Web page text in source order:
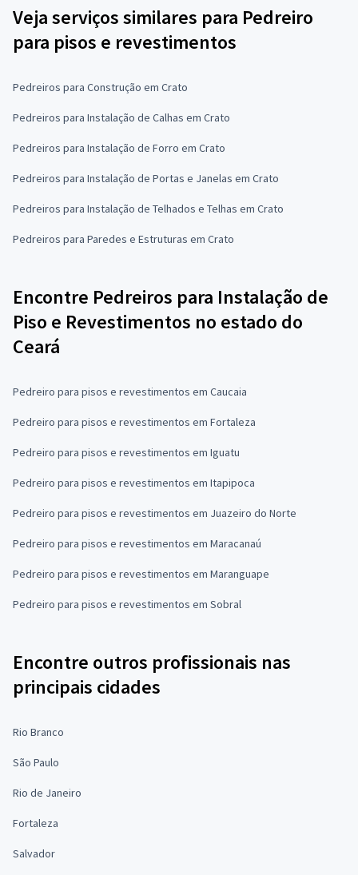
Veja serviços similares para Pedreiro
para pisos e revestimentos
Pedreiros para Construção em Crato
Pedreiros para Instalação de Calhas em Crato
Pedreiros para Instalação de Forro em Crato
Pedreiros para Instalação de Portas e Janelas em Crato
Pedreiros para Instalação de Telhados e Telhas em Crato
Pedreiros para Paredes e Estruturas em Crato
Encontre Pedreiros para Instalação de
Piso e Revestimentos no estado do
Ceará
Pedreiro para pisos e revestimentos em Caucaia
Pedreiro para pisos e revestimentos em Fortaleza
Pedreiro para pisos e revestimentos em Iguatu
Pedreiro para pisos e revestimentos em Itapipoca
Pedreiro para pisos e revestimentos em Juazeiro do Norte
Pedreiro para pisos e revestimentos em Maracanaú
Pedreiro para pisos e revestimentos em Maranguape
Pedreiro para pisos e revestimentos em Sobral
Encontre outros profissionais nas
principais cidades
Rio Branco
São Paulo
Rio de Janeiro
Fortaleza
Salvador